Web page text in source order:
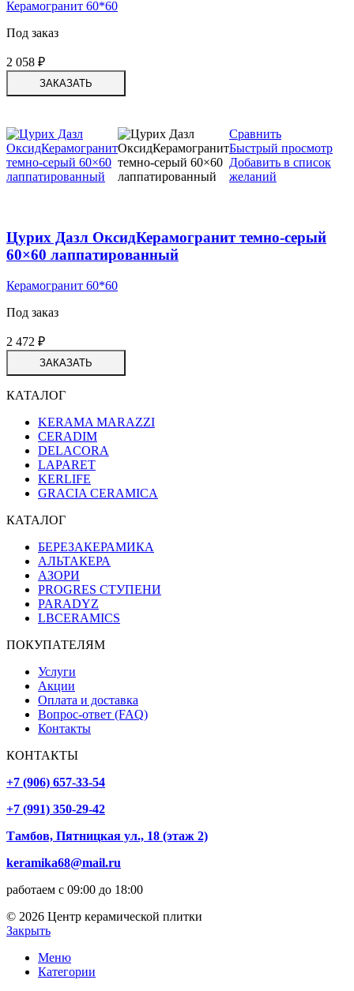
Керамогранит 60*60
Под заказ
2 058 ₽
ЗАКАЗАТЬ
Сравнить
Быстрый просмотр
Добавить в список
желаний
Цурих Дазл ОксидКерамогранит темно-серый
60×60 лаппатированный
Керамогранит 60*60
Под заказ
2 472 ₽
ЗАКАЗАТЬ
КАТАЛОГ
KERAMA MARAZZI
CERADIM
DELACORA
LAPARET
KERLIFE
GRACIA CERAMICA
КАТАЛОГ
БЕРЕЗАКЕРАМИКА
АЛЬТАКЕРА
АЗОРИ
PROGRES СТУПЕНИ
PARADYZ
LBCERAMICS
ПОКУПАТЕЛЯМ
Услуги
Акции
Оплата и доставка
Вопрос-ответ (FAQ)
Контакты
КОНТАКТЫ
+7 (906) 657-33-54
+7 (991) 350-29-42
Тамбов, Пятницкая ул., 18 (этаж 2)
keramika68@mail.ru
работаем с 09:00 до 18:00
© 2026 Центр керамической плитки
Закрыть
Меню
Категории